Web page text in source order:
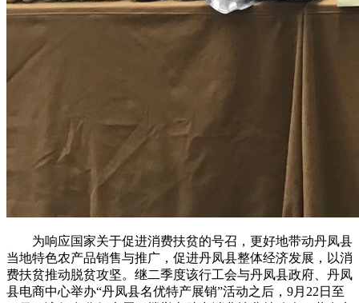
为响应国家关于促进消费扶贫的号召，更好地带动丹凤县
当地特色农产品销售与推广，促进丹凤县整体经济发展，以消
费扶贫推动脱贫攻坚。继二季度该行工会与丹凤县政府、丹凤
县电商中心举办“丹凤县名优特产展销”活动之后，9月22日至